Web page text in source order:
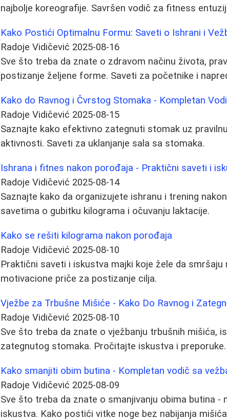
najbolje koreografije. Savršen vodič za fitness
Kako Postići Optimalnu Formu: Saveti o Ishrani i
Radoje Vidičević 2025-08-16
Sve što treba da znate o zdravom načinu života,
postizanje željene forme. Saveti za početnike i
Kako do Ravnog i Čvrstog Stomaka - Kompletan
Radoje Vidičević 2025-08-15
Saznajte kako efektivno zategnuti stomak uz
aktivnosti. Saveti za uklanjanje sala sa stomaka.
Ishrana i fitnes nakon porođaja - Praktični saveti i
Radoje Vidičević 2025-08-14
Saznajte kako da organizujete ishranu i trening
savetima o gubitku kilograma i očuvanju laktacije.
Kako se rešiti kilograma nakon porođaja
Radoje Vidičević 2025-08-10
Praktični saveti i iskustva majki koje žele da
motivacione priče za postizanje cilja.
Vježbe za Trbušne Mišiće - Kako Do Ravnog i
Radoje Vidičević 2025-08-10
Sve što treba da znate o vježbanju trbušnih mišića,
zategnutog stomaka. Pročitajte iskustva i preporuke.
Kako smanjiti obim butina - Kompletan vodič sa
Radoje Vidičević 2025-08-09
Sve što treba da znate o smanjivanju obima butina -
iskustva. Kako postići vitke noge bez nabijanja